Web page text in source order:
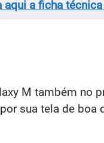
aqui a ficha
M também no
sua tela de